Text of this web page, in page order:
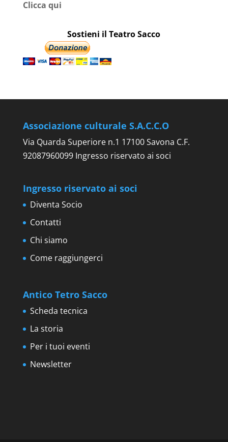
Clicca qui
Sostieni il Teatro Sacco
Associazione culturale S.A.C.C.O
Via Quarda Superiore n.1 17100 Savona C.F.
92087960099 Ingresso riservato ai soci
Ingresso riservato ai soci
Diventa Socio
Contatti
Chi siamo
Come raggiungerci
Antico Tetro Sacco
Scheda tecnica
La storia
Per i tuoi eventi
Newsletter